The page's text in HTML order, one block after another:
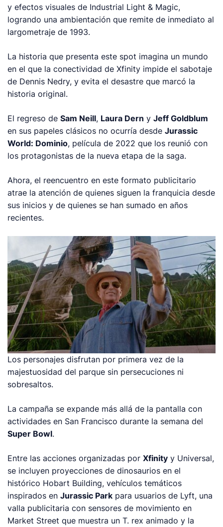
y efectos visuales de Industrial Light & Magic,
logrando una ambientación que remite de inmediato al
largometraje de 1993.
La historia que presenta este spot imagina un mundo
en el que la conectividad de Xfinity impide el sabotaje
de Dennis Nedry, y evita el desastre que marcó la
historia original.
El regreso deSam Neill, Laura Dern yJeff Goldblum
en sus papeles clásicos no ocurría desdeJurassic
World: Dominio, película de 2022 que los reunió con
los protagonistas de la nueva etapa de la saga.
Ahora, el reencuentro en este formato publicitario
atrae la atención de quienes siguen la franquicia desde
sus inicios y de quienes se han sumado en años
recientes.
Los personajes disfrutan por primera vez de la
majestuosidad del parque sin persecuciones ni
sobresaltos.
La campaña se expande más allá de la pantalla con
actividades en San Francisco durante la semana del
Super Bowl.
Entre las acciones organizadas porXfinity y Universal,
se incluyen proyecciones de dinosaurios en el
histórico Hobart Building, vehículos temáticos
inspirados enJurassic Park para usuarios de Lyft, una
valla publicitaria con sensores de movimiento en
Market Street que muestra un T. rex animado y la